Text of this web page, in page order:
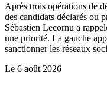
Après trois opérations de
des candidats déclarés ou
Sébastien Lecornu a
une priorité. La gauche
sanctionner les réseaux
Le 6 août 2026